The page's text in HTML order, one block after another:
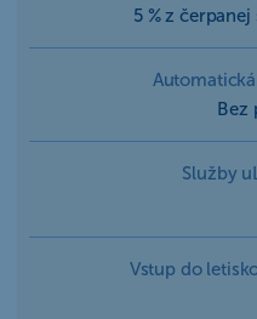
5 % z
Bez
Služby
Vstup do